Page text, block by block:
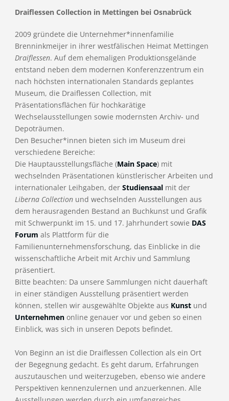
Draiflessen Collection in Mettingen bei Osnabrück
2009 gründete die Unternehmer*innenfamilie
Brenninkmeijer in ihrer westfälischen Heimat Mettingen
Draiflessen. Auf dem ehemaligen Produktionsgelände
entstand neben dem modernen Konferenzzentrum ein
nach höchsten internationalen Standards geplantes
Museum, die Draiflessen Collection, mit
Präsentationsflächen für hochkarätige
Wechselausstellungen sowie modernsten Archiv- und
Depoträumen.
Den Besucher*innen bieten sich im Museum drei
verschiedene Bereiche:
Die Hauptausstellungsfläche (Main Space) mit
wechselnden Präsentationen künstlerischer Arbeiten und
internationaler Leihgaben, der Studiensaal mit der
Liberna Collection und wechselnden Ausstellungen aus
dem herausragenden Bestand an Buchkunst und Grafik
mit Schwerpunkt im 15. und 17. Jahrhundert sowie DAS
Forum als Plattform für die
Familienunternehmensforschung, das Einblicke in die
wissenschaftliche Arbeit mit Archiv und Sammlung
präsentiert.
Bitte beachten: Da unsere Sammlungen nicht dauerhaft
in einer ständigen Ausstellung präsentiert werden
können, stellen wir ausgewählte Objekte aus Kunst und
Unternehmen online genauer vor und geben so einen
Einblick, was sich in unseren Depots befindet.
Von Beginn an ist die Draiflessen Collection als ein Ort
der Begegnung gedacht. Es geht darum, Erfahrungen
auszutauschen und weiterzugeben, ebenso wie andere
Perspektiven kennenzulernen und anzuerkennen. Alle